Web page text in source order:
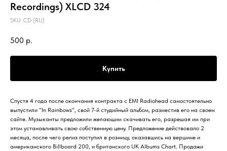
Recordings) XLCD 324
SKU: CD (RU)
500 р.
Купить
Спустя 4 года после окончания контракта с EMI Radiohead самостоятельно
выпустили "In Rainbows", свой 7-й студийный альбом, разместив его на своем
сайте. Музыканты предложили желающим скачивать его, разрешая им при
этом устанавливать свою собственную цену. Предложение дейcтвовало 2
месяца, после чего релиз поступил в розницу, оказавшись на вершине и
американского Billboard 200, и британского UK Albums Chart. Продажи